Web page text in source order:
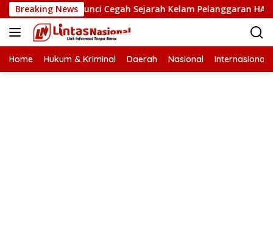
Langsung
ke
konten
Breaking News
HAM Kunci Cegah Sejarah Kelam Pelanggaran HAM
Home Hukum & Kriminal Daerah Nasional Internasional